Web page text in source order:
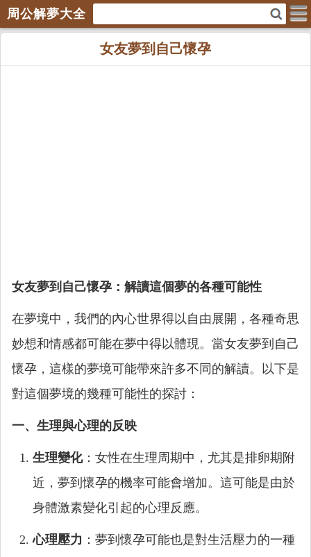
周公解夢大全
女友夢到自己懷孕
女友夢到自己懷孕：解讀這個夢的各種可能性
在夢境中，我們的內心世界得以自由展開，各種奇思
妙想和情感都可能在夢中得以體現。當女友夢到自己
懷孕，這樣的夢境可能帶來許多不同的解讀。以下是
對這個夢境的幾種可能性的探討：
一、生理與心理的反映
生理變化：女性在生理周期中，尤其是排卵期附
近，夢到懷孕的機率可能會增加。這可能是由於
身體激素變化引起的心理反應。
心理壓力 ：夢到懷孕可能也是對生活壓力的一種